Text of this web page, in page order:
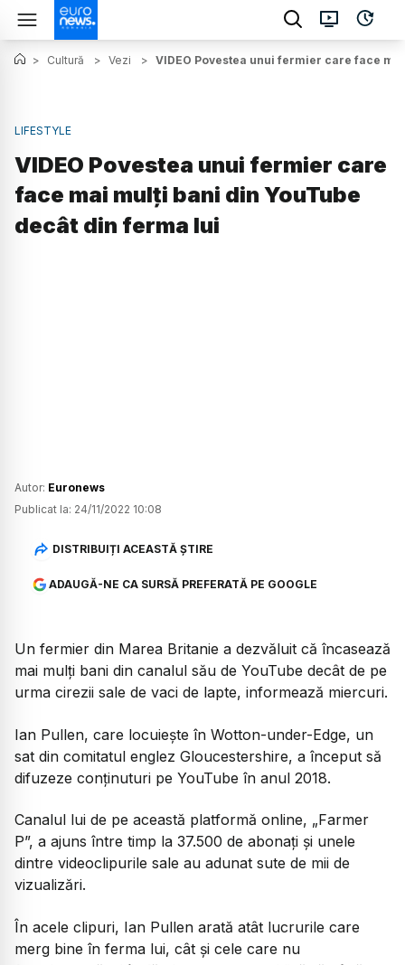
> Cultură > Vezi > VIDEO Povestea unui fermier care face
LIFESTYLE
VIDEO Povestea unui fermier care
face mai mulți bani din YouTube
decât din ferma lui
Autor: Euronews
Publicat la: 24/11/2022 10:08
DISTRIBUIȚI ACEASTĂ ȘTIRE
ADAUGĂ-NE CA SURSĂ PREFERATĂ PE GOOGLE
Un fermier din Marea Britanie a dezvăluit că încasează
mai mulţi bani din canalul său de YouTube decât de pe
urma cirezii sale de vaci de lapte, informează miercuri.
Ian Pullen, care locuieşte în Wotton-under-Edge, un
sat din comitatul englez Gloucestershire, a început să
difuzeze conţinuturi pe YouTube în anul 2018.
Canalul lui de pe această platformă online, „Farmer
P”, a ajuns între timp la 37.500 de abonaţi şi unele
dintre videoclipurile sale au adunat sute de mii de
vizualizări.
În acele clipuri, Ian Pullen arată atât lucrurile care
merg bine în ferma lui, cât şi cele care nu